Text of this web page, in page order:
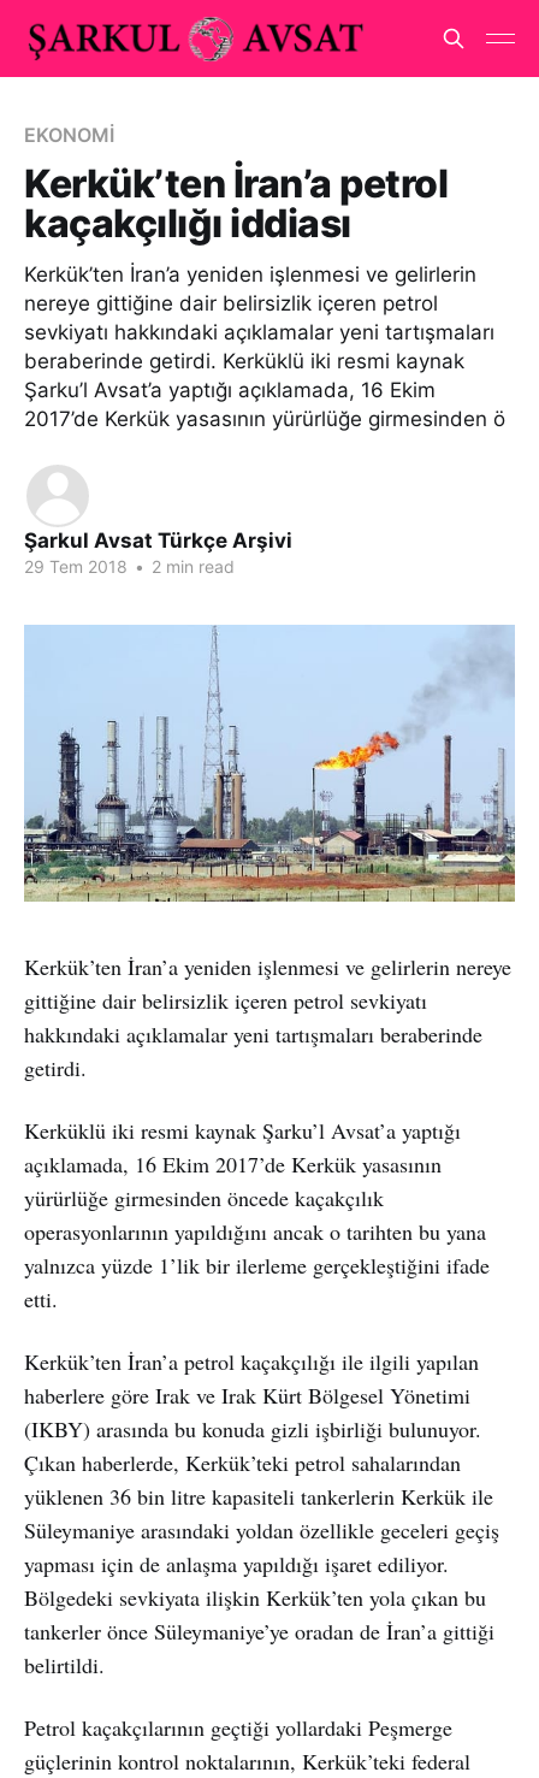
EKONOMİ
Kerkük’ten İran’a petrol
kaçakçılığı iddiası
Kerkük’ten İran’a yeniden işlenmesi ve gelirlerin
nereye gittiğine dair belirsizlik içeren petrol
sevkiyatı hakkındaki açıklamalar yeni tartışmaları
beraberinde getirdi. Kerküklü iki resmi kaynak
Şarku’l Avsat’a yaptığı açıklamada, 16 Ekim
2017’de Kerkük yasasının yürürlüğe girmesinden ö
Şarkul Avsat Türkçe Arşivi
29 Tem 2018 • 2 min read
Kerkük’ten İran’a yeniden işlenmesi ve gelirlerin nereye
gittiğine dair belirsizlik içeren petrol sevkiyatı
hakkındaki açıklamalar yeni tartışmaları beraberinde
getirdi.
Kerküklü iki resmi kaynak Şarku’l Avsat’a yaptığı
açıklamada, 16 Ekim 2017’de Kerkük yasasının
yürürlüğe girmesinden öncede kaçakçılık
operasyonlarının yapıldığını ancak o tarihten bu yana
yalnızca yüzde 1’lik bir ilerleme gerçekleştiğini ifade
etti.
Kerkük’ten İran’a petrol kaçakçılığı ile ilgili yapılan
haberlere göre Irak ve Irak Kürt Bölgesel Yönetimi
(IKBY) arasında bu konuda gizli işbirliği bulunuyor.
Çıkan haberlerde, Kerkük’teki petrol sahalarından
yüklenen 36 bin litre kapasiteli tankerlerin Kerkük ile
Süleymaniye arasındaki yoldan özellikle geceleri geçiş
yapması için de anlaşma yapıldığı işaret ediliyor.
Bölgedeki sevkiyata ilişkin Kerkük’ten yola çıkan bu
tankerler önce Süleymaniye’ye oradan de İran’a gittiği
belirtildi.
Petrol kaçakçılarının geçtiği yollardaki Peşmerge
güçlerinin kontrol noktalarının, Kerkük’teki federal